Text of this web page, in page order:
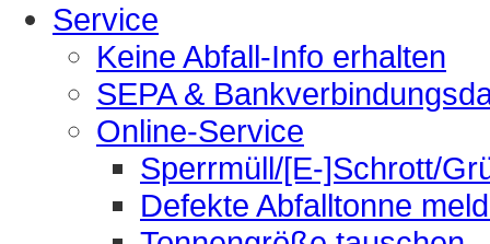
Service
Keine Abfall-Info erhalten
SEPA &
Online-Service
Sperrmüll/[E-]Schrott/
Defekte Abfalltonne